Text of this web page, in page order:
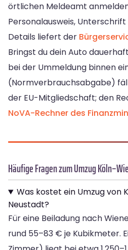
örtlichen Meldeamt
Personalausweis,
Details liefert der
Bringst du dein Auto
bei der Ummeldung binnen
(Normverbrauchsabgabe)
der EU-Mitgliedschaft; den
NoVA-Rechner des
Häufige Fragen zum Umzug
Was kostet ein Umzug von
Neustadt?
Für eine Beiladung nach
rund 55–83 € je Kubikmeter.